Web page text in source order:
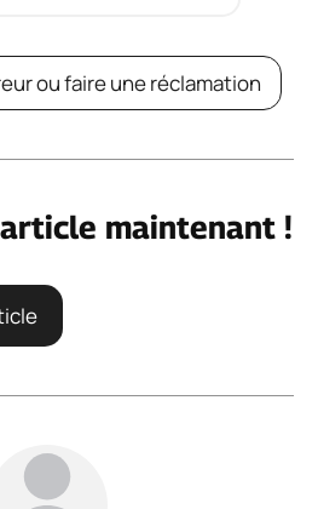
ou faire une réclamation
maintenant !